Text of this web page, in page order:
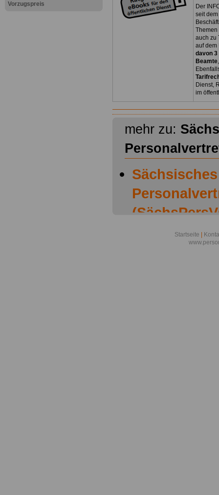
Vorzugspreis
Der
seit
Themen
auch zu
auf dem
davon 3
Beamte
Dienst,
im
mehr zu:
Sächsisches
Sächsisches
Startseite